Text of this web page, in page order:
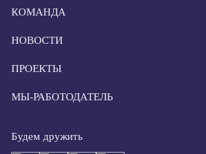
КОМАНДА
НОВОСТИ
ПРОЕКТЫ
МЫ-РАБОТОДАТЕЛЬ
Будем дружить